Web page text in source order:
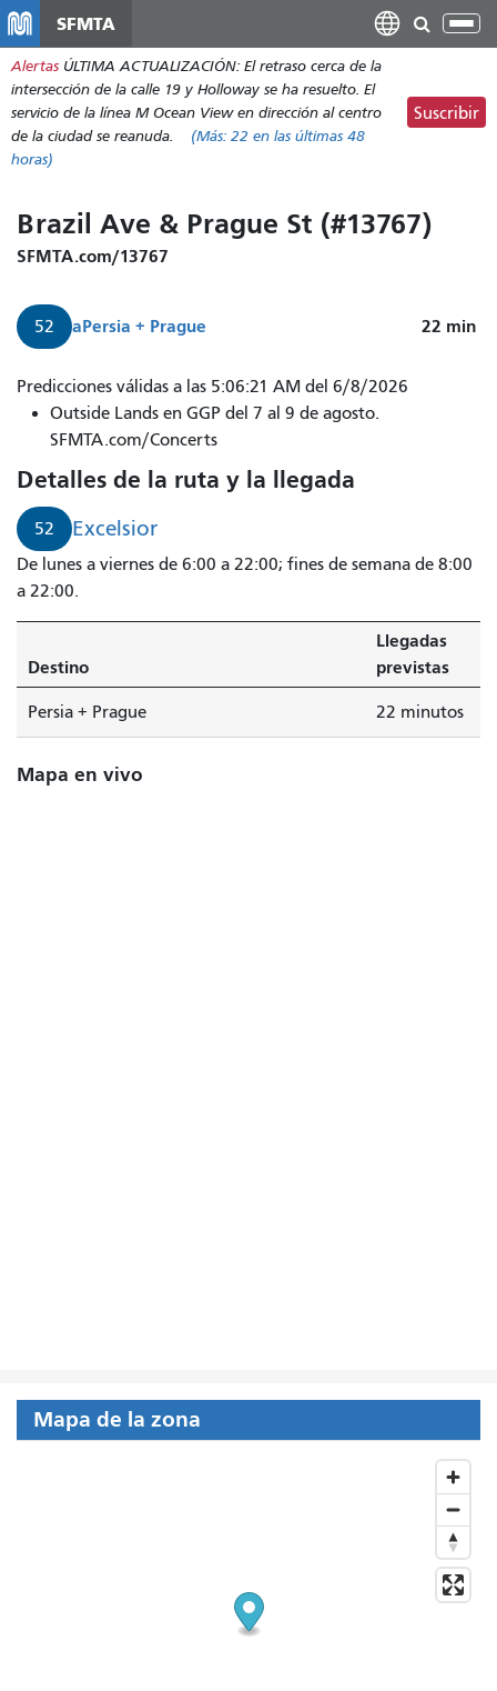
contenido
principal
SFMTA
Alertas ÚLTIMA ACTUALIZACIÓN: El retraso cerca de la
intersección de la calle 19 y Holloway se ha resuelto. El
servicio de la línea M Ocean View en dirección al centro
de la ciudad se reanuda.
(Más: 22 en las últimas 48
horas)
Suscribir
Brazil Ave & Prague St (#13767)
SFMTA.com/13767
52 aPersia + Prague 22 min
Predicciones válidas a las 5:06:21 AM del 6/8/2026
Outside Lands en GGP del 7 al 9 de agosto.
SFMTA.com/Concerts
Detalles de la ruta y la llegada
52 Excelsior
De lunes a viernes de 6:00 a 22:00; fines de semana de 8:00
a 22:00.
Destino
Llegadas
previstas
Persia + Prague 22 minutos
Mapa en vivo
Mapa de la zona